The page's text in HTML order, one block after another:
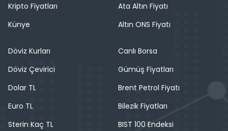
Kripto Fiyatları
Künye
Ata Altın Fiyatı
Altın ONS Fiyatı
Döviz Kurları
Döviz Çevirici
Dolar TL
Euro TL
Sterin Kaç TL
Canlı Borsa
Gümüş Fiyatları
Brent Petrol Fiyatı
Bilezik Fiyatları
BIST 100 Endeksi